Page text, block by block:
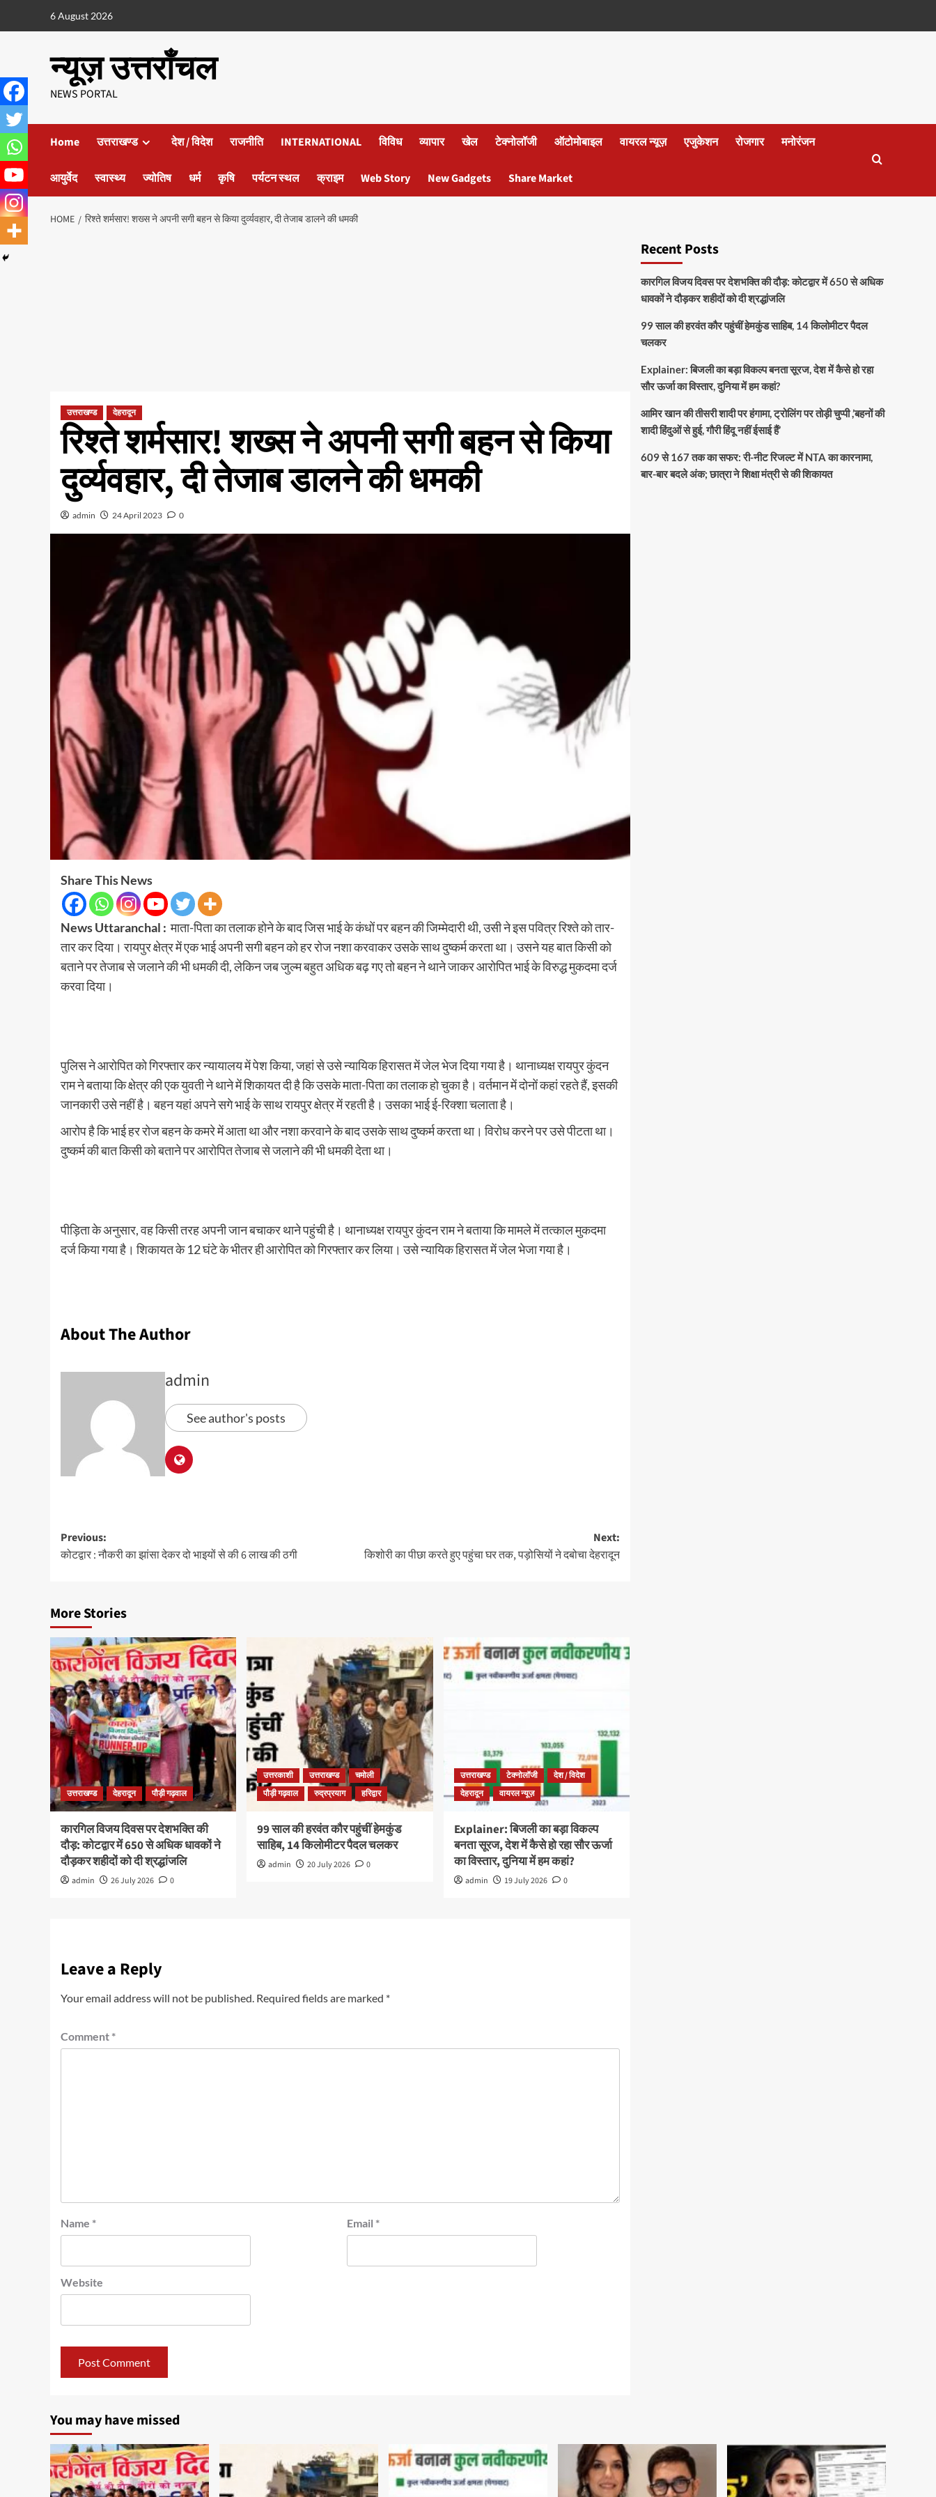
6 August 2026
न्यूज़ उत्तराँचल
NEWS PORTAL
Home उत्तराखण्ड देश / विदेश राजनीति INTERNATIONAL विविध व्यापार खेल टेक्नोलॉजी ऑटोमोबाइल वायरल न्यूज़ एजुकेशन रोजगार मनोरंजन
आयुर्वेद स्वास्थ्य ज्योतिष धर्म कृषि पर्यटन स्थल क्राइम Web Story New Gadgets Share Market
HOME रिश्ते शर्मसार! शख्स ने अपनी सगी बहन से किया दुर्व्यवहार, दी तेजाब डालने की धमकी
उत्तराखण्ड देहरादून
रिश्ते शर्मसार! शख्स ने अपनी सगी बहन से किया
दुर्व्यवहार, दी तेजाब डालने की धमकी
admin 24 April 2023 0
Share This News
News Uttaranchal : माता-पिता का तलाक होने के बाद जिस भाई के कंधों पर बहन की जिम्मेदारी थी, उसी ने इस पवित्र रिश्ते को तार-
तार कर दिया। रायपुर क्षेत्र में एक भाई अपनी सगी बहन को हर रोज नशा करवाकर उसके साथ दुष्कर्म करता था। उसने यह बात किसी को
बताने पर तेजाब से जलाने की भी धमकी दी, लेकिन जब जुल्म बहुत अधिक बढ़ गए तो बहन ने थाने जाकर आरोपित भाई के विरुद्ध मुकदमा दर्ज
करवा दिया।
पुलिस ने आरोपित को गिरफ्तार कर न्यायालय में पेश किया, जहां से उसे न्यायिक हिरासत में जेल भेज दिया गया है। थानाध्यक्ष रायपुर कुंदन
राम ने बताया कि क्षेत्र की एक युवती ने थाने में शिकायत दी है कि उसके माता-पिता का तलाक हो चुका है। वर्तमान में दोनों कहां रहते हैं, इसकी
जानकारी उसे नहीं है। बहन यहां अपने सगे भाई के साथ रायपुर क्षेत्र में रहती है। उसका भाई ई-रिक्शा चलाता है।
आरोप है कि भाई हर रोज बहन के कमरे में आता था और नशा करवाने के बाद उसके साथ दुष्कर्म करता था। विरोध करने पर उसे पीटता था।
दुष्कर्म की बात किसी को बताने पर आरोपित तेजाब से जलाने की भी धमकी देता था।
पीड़िता के अनुसार, वह किसी तरह अपनी जान बचाकर थाने पहुंची है। थानाध्यक्ष रायपुर कुंदन राम ने बताया कि मामले में तत्काल मुकदमा
दर्ज किया गया है। शिकायत के 12 घंटे के भीतर ही आरोपित को गिरफ्तार कर लिया। उसे न्यायिक हिरासत में जेल भेजा गया है।
About The Author
admin
See author's posts
Previous:
कोटद्वार : नौकरी का झांसा देकर दो भाइयों से की 6 लाख की ठगी
Next:
किशोरी का पीछा करते हुए पहुंचा घर तक, पड़ोसियों ने दबोचा देहरादून
More Stories
उत्तराखण्ड देहरादून पौड़ी गढ़वाल
कारगिल विजय दिवस पर देशभक्ति की
दौड़: कोटद्वार में 650 से अधिक धावकों ने
दौड़कर शहीदों को दी श्रद्धांजलि
admin 26 July 2026 0
उत्तरकाशी उत्तराखण्ड
चमोली
पौड़ी गढ़वाल
रुद्रप्रयाग हरिद्वार
99 साल की हरवंत कौर पहुंचीं हेमकुंड
साहिब, 14 किलोमीटर पैदल चलकर
admin 20 July 2026 0
उत्तराखण्ड टेक्नोलॉजी
देश / विदेश
देहरादून
वायरल न्यूज़
Explainer: बिजली का बड़ा विकल्प
बनता सूरज, देश में कैसे हो रहा सौर ऊर्जा
का विस्तार, दुनिया में हम कहां?
admin 19 July 2026 0
Leave a Reply
Your email address will not be published. Required fields are marked *
Comment *
Name * Email *
Website
Recent Posts
कारगिल विजय दिवस पर देशभक्ति की दौड़: कोटद्वार में 650 से अधिक
धावकों ने दौड़कर शहीदों को दी श्रद्धांजलि
99 साल की हरवंत कौर पहुंचीं हेमकुंड साहिब, 14 किलोमीटर पैदल
चलकर
Explainer: बिजली का बड़ा विकल्प बनता सूरज, देश में कैसे हो रहा
सौर ऊर्जा का विस्तार, दुनिया में हम कहां?
आमिर खान की तीसरी शादी पर हंगामा, ट्रोलिंग पर तोड़ी चुप्पी ,’बहनों की
शादी हिंदुओं से हुई, गौरी हिंदू नहीं ईसाई हैं’
609 से 167 तक का सफर: री-नीट रिजल्ट में NTA का कारनामा,
बार-बार बदले अंक; छात्रा ने शिक्षा मंत्री से की शिकायत
You may have missed